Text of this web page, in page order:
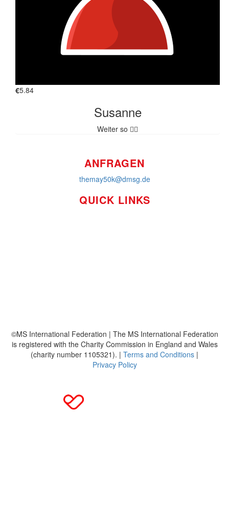
€5.84
Susanne
Weiter so 👍🏼
FINDE UNS AUF
ANFRAGEN
themay50k@dmsg.de
QUICK LINKS
©MS International Federation | The MS International Federation
is registered with the Charity Commission in England and Wales
(charity number 1105321). | Terms and Conditions |
Privacy Policy